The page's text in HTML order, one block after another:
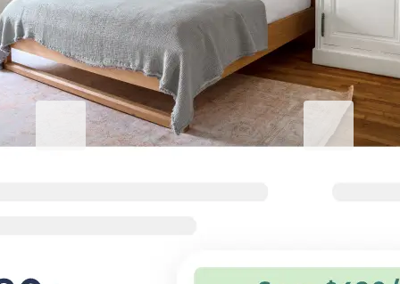
Sublimez votre séjour à Sharm
Des conditions flexibles et des